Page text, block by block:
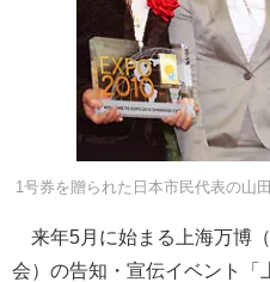
1号券を贈られた日本市民代表の山
来年5月に始まる上海万博
会）の告知・宣伝イベント「